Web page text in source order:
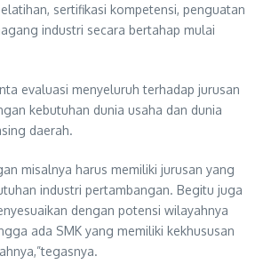
sertifikasi kompetensi, penguatan
industri secara bertahap mulai
evaluasi menyeluruh terhadap jurusan
kebutuhan dunia usaha dan dunia
daerah.
misalnya harus memiliki jurusan yang
industri pertambangan. Begitu juga
dengan potensi wilayahnya
ada SMK yang memiliki kekhususan